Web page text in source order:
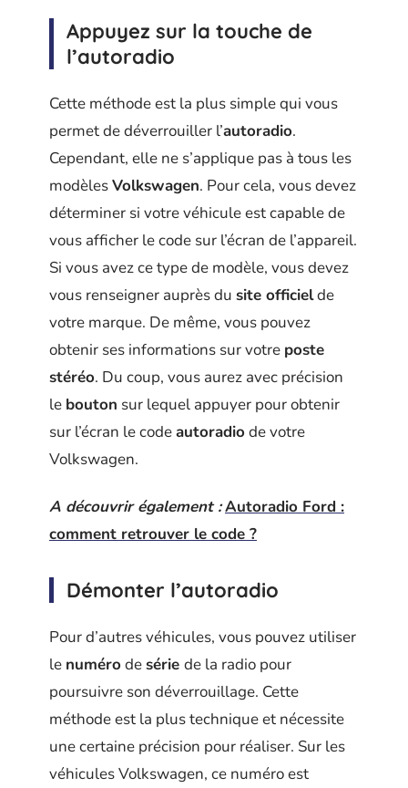
Appuyez sur la touche de
l’autoradio
Cette méthode est la plus simple qui vous
permet de déverrouiller l’autoradio.
Cependant, elle ne s’applique pas à tous les
modèlesVolkswagen. Pour cela, vous devez
déterminer si votre véhicule est capable de
vous afficher le code sur l’écran de l’appareil.
Si vous avez ce type de modèle, vous devez
vous renseigner auprès du site officielde
votre marque. De même, vous pouvez
obtenir ses informations sur votre poste
stéréo. Du coup, vous aurez avec précision
le bouton sur lequel appuyer pour obtenir
sur l’écran le codeautoradio de votre
Volkswagen.
A découvrir également :Autoradio Ford :
comment retrouver le code ?
Démonter l’autoradio
Pour d’autres véhicules, vous pouvez utiliser
le numéro desérie de la radio pour
poursuivre son déverrouillage. Cette
méthode est la plus technique et nécessite
une certaine précision pour réaliser. Sur les
véhicules Volkswagen, ce numéro est